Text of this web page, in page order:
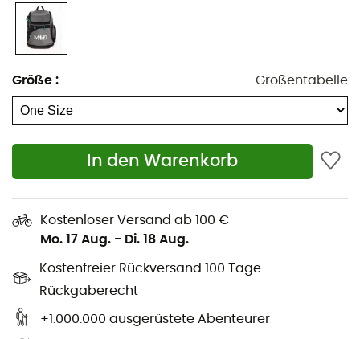
Größe : Größentabelle
In den Warenkorb
Kostenloser Versand ab 100 €
Mo. 17 Aug. - Di. 18 Aug.
Kostenfreier Rückversand 100 Tage
Rückgaberecht
+1.000.000 ausgerüstete Abenteurer